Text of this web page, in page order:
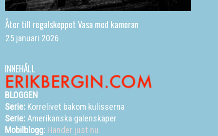
Åter till regalskeppet Vasa med kameran
25 januari 2026
INNEHÅLL
BLOGGEN
Serie: Korrelivet bakom kulisserna
Serie:Amerikanska galenskaper
Mobilblogg: Händer just nu